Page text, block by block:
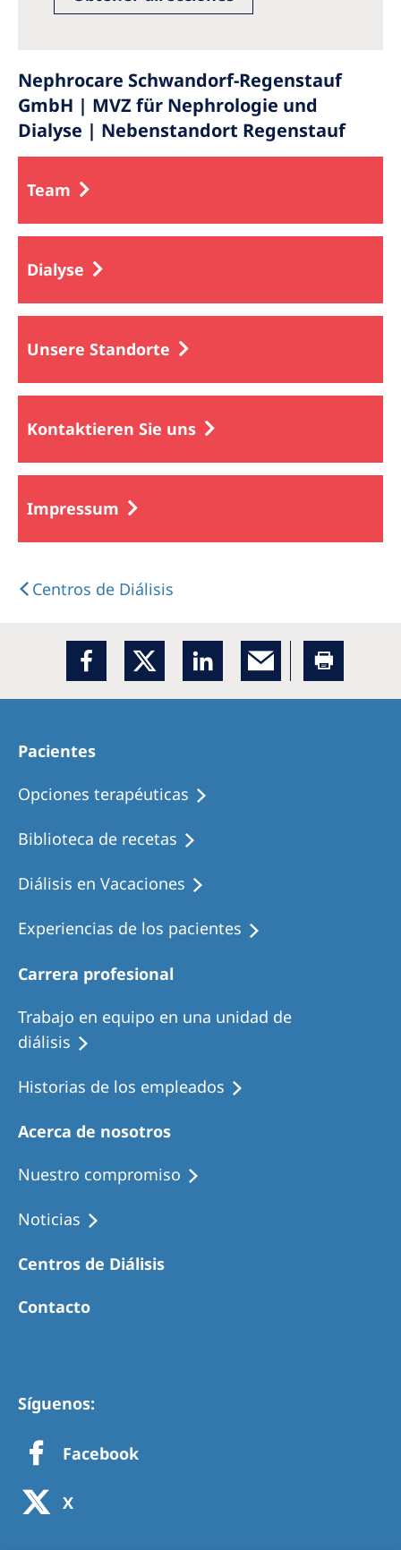
Nephrocare Schwandorf-Regenstauf
GmbH | MVZ für Nephrologie und
Dialyse | Nebenstandort Regenstauf
Team
Dialyse
Unsere Standorte
Kontaktieren Sie uns
Impressum
Centros de Diálisis
Pacientes
Opciones terapéuticas
Biblioteca de recetas
Diálisis en Vacaciones
Experiencias de los pacientes
Carrera profesional
Trabajo en equipo en una unidad de
diálisis
Historias de los empleados
Acerca de nosotros
Nuestro compromiso
Noticias
Centros de Diálisis
Contacto
Síguenos:
Facebook
X